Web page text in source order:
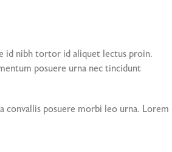
id nibh tortor id aliquet lectus proin.
posuere urna nec tincidunt
convallis posuere morbi leo urna. Lorem